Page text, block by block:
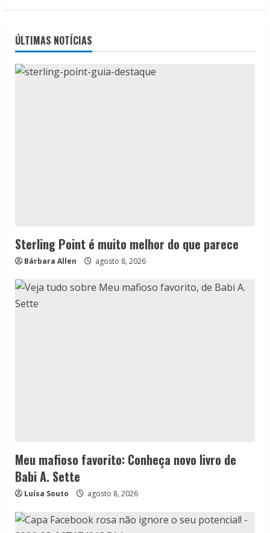
ÚLTIMAS NOTÍCIAS
Sterling Point é muito melhor do que parece
Bárbara Allen agosto 8, 2026
Meu mafioso favorito: Conheça novo livro de
Babi A. Sette
Luísa Souto agosto 8, 2026